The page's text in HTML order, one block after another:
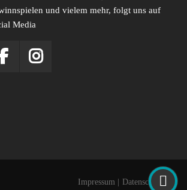
und vielem mehr, folgt uns auf
Media
Impressum Datenschutz